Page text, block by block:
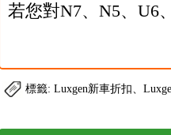
若您對N7、N5、U6
標籤: Luxgen新車折扣、